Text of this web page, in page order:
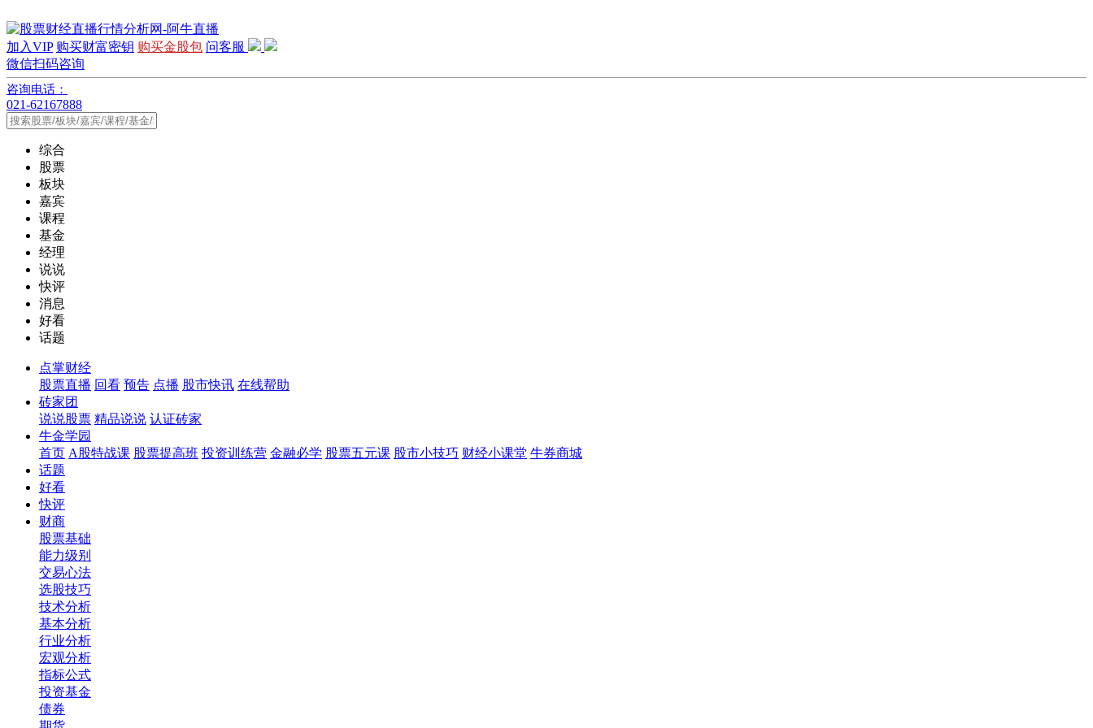
加入VIP 购买财富密钥 购买金股包 问客服
微信扫码咨询
咨询电话：
021-62167888
综合
股票
板块
嘉宾
课程
基金
经理
说说
快评
消息
好看
话题
点掌财经
股票直播 回看 预告 点播 股市快讯 在线帮助
砖家团
说说股票 精品说说 认证砖家
牛金学园
首页 A股特战课 股票提高班 投资训练营 金融必学 股票五元课 股市小技巧 财经小课堂 牛券商城
话题
好看
快评
财商
股票基础
能力级别
交易心法
选股技巧
技术分析
基本分析
行业分析
宏观分析
指标公式
投资基金
债券